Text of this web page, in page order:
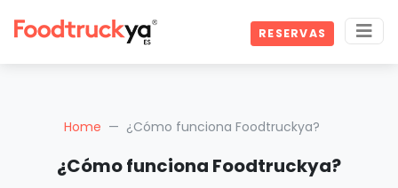
RESERVAS
Home ¿Cómo funciona Foodtruckya?
¿Cómo funciona Foodtruckya?